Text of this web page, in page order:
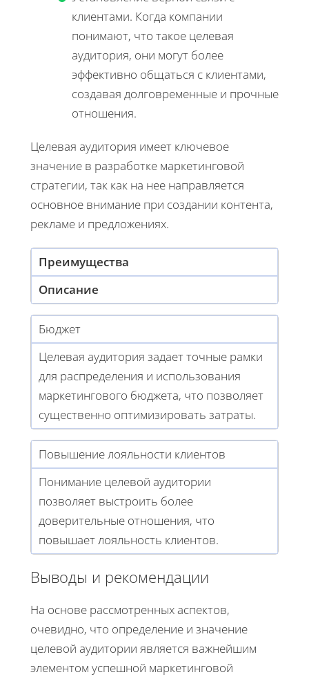
клиентами. Когда компании
понимают, что такое целевая
аудитория, они могут более
эффективно общаться с клиентами,
создавая долговременные и прочные
отношения.
Целевая аудитория имеет ключевое
значение в разработке маркетинговой
стратегии, так как на нее направляется
основное внимание при создании контента,
рекламе и предложениях.
Преимущества
Описание
Бюджет
Целевая аудитория задает точные рамки
для распределения и использования
маркетингового бюджета, что позволяет
существенно оптимизировать затраты.
Повышение лояльности клиентов
Понимание целевой аудитории
позволяет выстроить более
доверительные отношения, что
повышает лояльность клиентов.
Выводы и рекомендации
На основе рассмотренных аспектов,
очевидно, что определение и значение
целевой аудитории является важнейшим
элементом успешной маркетинговой